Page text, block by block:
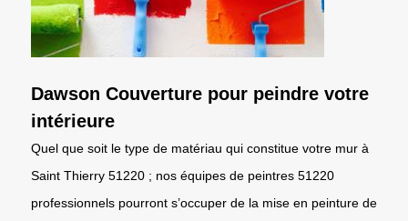
Dawson Couverture pour peindre votre
intérieure
Quel que soit le type de matériau qui constitue votre mur à
Saint Thierry 51220 ; nos équipes de peintres 51220
professionnels pourront s’occuper de la mise en peinture de